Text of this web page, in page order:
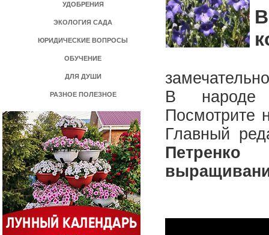
УДОБРЕНИЯ
ЭКОЛОГИЯ САДА
ЮРИДИЧЕСКИЕ ВОПРОСЫ
ОБУЧЕНИЕ
ДЛЯ ДУШИ
РАЗНОЕ ПОЛЕЗНОЕ
В
Посмотрите
Главный
Петренко